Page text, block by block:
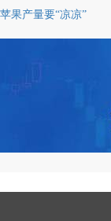
苹果产量要“凉凉”